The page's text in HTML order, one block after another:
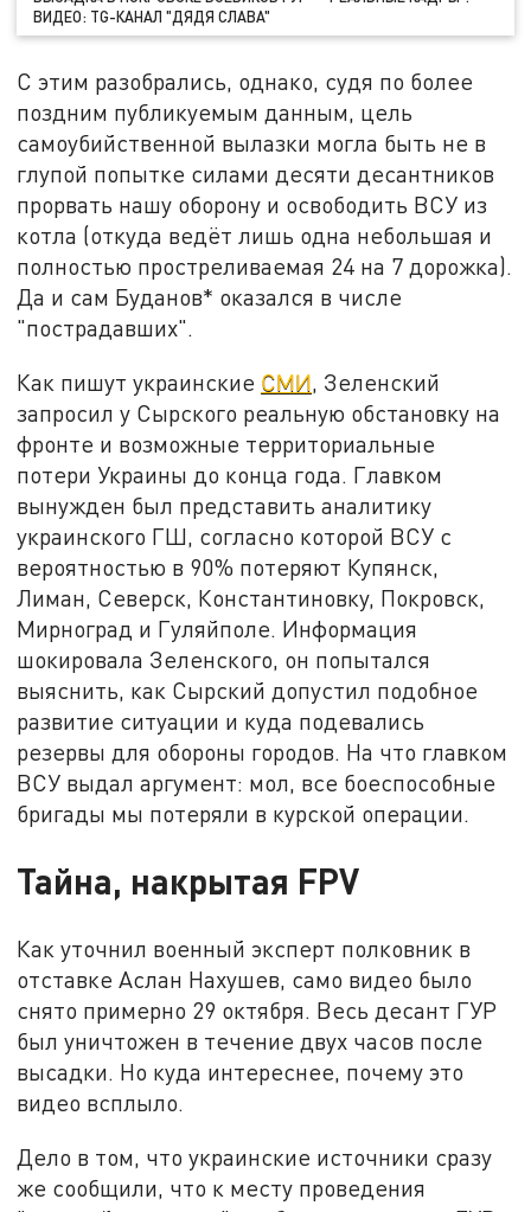
ВИДЕО: TG-КАНАЛ "ДЯДЯ СЛАВА"
С этим разобрались, однако, судя по более
поздним публикуемым данным, цель
самоубийственной вылазки могла быть не в
глупой попытке силами десяти десантников
прорвать нашу оборону и освободить ВСУ из
котла (откуда ведёт лишь одна небольшая и
полностью простреливаемая 24 на 7 дорожка).
Да и сам Буданов* оказался в числе
"пострадавших".
Как пишут украинские СМИ, Зеленский
запросил у Сырского реальную обстановку на
фронте и возможные территориальные
потери Украины до конца года. Главком
вынужден был представить аналитику
украинского ГШ, согласно которой ВСУ с
вероятностью в 90% потеряют Купянск,
Лиман, Северск, Константиновку, Покровск,
Мирноград и Гуляйполе. Информация
шокировала Зеленского, он попытался
выяснить, как Сырский допустил подобное
развитие ситуации и куда подевались
резервы для обороны городов. На что главком
ВСУ выдал аргумент: мол, все боеспособные
бригады мы потеряли в курской операции.
Тайна, накрытая FPV
Как уточнил военный эксперт полковник в
отставке Аслан Нахушев, само видео было
снято примерно 29 октября. Весь десант ГУР
был уничтожен в течение двух часов после
высадки. Но куда интереснее, почему это
видео всплыло.
Дело в том, что украинские источники сразу
же сообщили, что к месту проведения